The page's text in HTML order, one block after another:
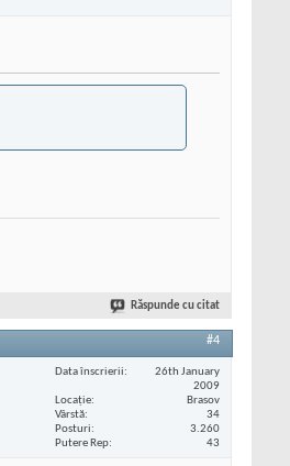
Răspunde cu citat
#4
Data înscrierii
26th January
2009
Locaţie
Brasov
Vârstă
34
Posturi
3.260
Putere Rep
43